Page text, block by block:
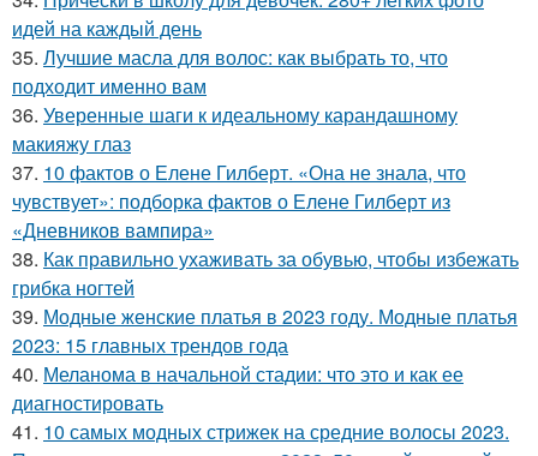
идей на каждый день
35. Лучшие масла для волос: как выбрать то, что
подходит именно вам
36. Уверенные шаги к идеальному карандашному
макияжу глаз
37. 10 фактов о Елене Гилберт. «Она не знала, что
чувствует»: подборка фактов о Елене Гилберт из
«Дневников вампира»
38. Как правильно ухаживать за обувью, чтобы избежать
грибка ногтей
39. Модные женские платья в 2023 году. Модные платья
2023: 15 главных трендов года
40. Меланома в начальной стадии: что это и как ее
диагностировать
41. 10 самых модных стрижек на средние волосы 2023.